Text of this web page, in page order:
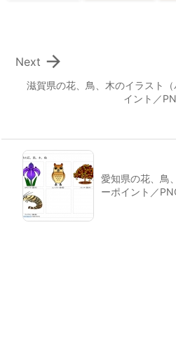
滋賀県の花、鳥、木のイラスト
イント／

Next
愛知県の花、鳥
ーポイント／